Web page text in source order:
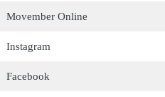
Movember Online
Instagram
Facebook